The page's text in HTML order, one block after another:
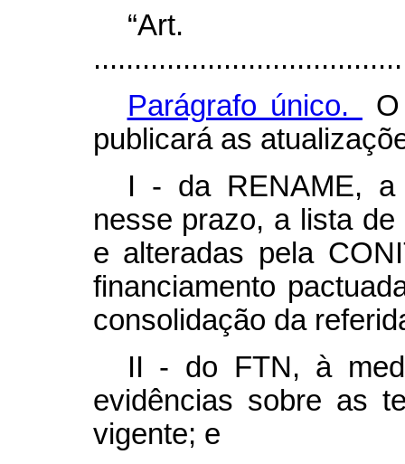
Parágrafo único.
publicará as
I - da RENAME, a
nesse prazo, a lista
e alteradas pela
financiamento
consolidação da
II - do FTN, à
evidências sobre as
vigente; e